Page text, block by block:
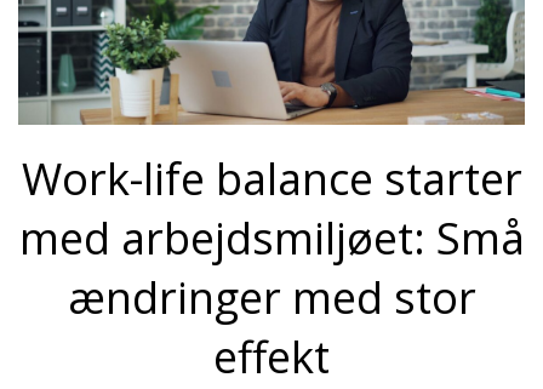
Work-life balance starter
med arbejdsmiljøet: Små
ændringer med stor
effekt